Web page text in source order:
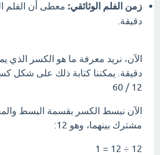
زمن الفلم الوثائقي:
دقيقة.
دقيقة. يمكننا كتابة ذلك على شكل
12 / 60
الآن نبسط الكسر بقسمة البسط
مشترك بينهما، وهو 12:
12 ÷ 12 = 1